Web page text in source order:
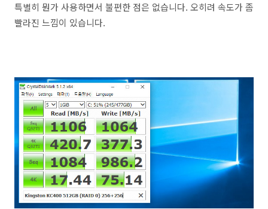
특별히 뭔가 사용하면서 불편한 점은 없습니다. 오히려 속도가 좀
빨라진 느낌이 있습니다.